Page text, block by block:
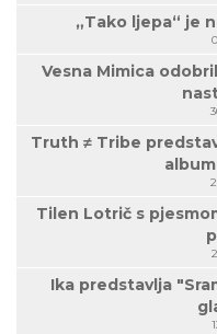
„Tako ljepa“ je
Vesna Mimica
Truth ≠ Tribe
Tilen Lotrič s
Ika predstavlja